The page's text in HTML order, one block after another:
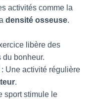
activités comme la
densité osseuse.
libère des
du bonheur.
: Une activité régulière
.
sport stimule le